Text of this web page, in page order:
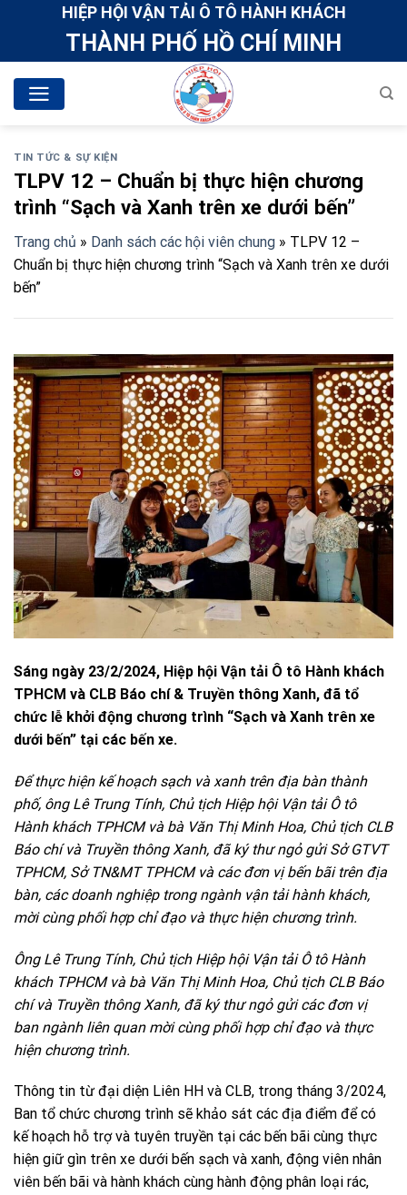
HIỆP HỘI VẬN TẢI Ô TÔ HÀNH KHÁCH
THÀNH PHỐ HỒ CHÍ MINH
TIN TỨC & SỰ KIỆN
TLPV 12 – Chuẩn bị thực hiện chương
trình “Sạch và Xanh trên xe dưới bến”
Trang chủ » Danh sách các hội viên chung » TLPV 12 –
Chuẩn bị thực hiện chương trình “Sạch và Xanh trên xe dưới
bến”
Sáng ngày 23/2/2024, Hiệp hội Vận tải Ô tô Hành khách
TPHCM và CLB Báo chí & Truyền thông Xanh, đã tổ
chức lễ khởi động chương trình “Sạch và Xanh trên xe
dưới bến” tại các bến xe.
Để thực hiện kế hoạch sạch và xanh trên địa bàn thành
phố, ông Lê Trung Tính, Chủ tịch Hiệp hội Vận tải Ô tô
Hành khách TPHCM và bà Văn Thị Minh Hoa, Chủ tịch CLB
Báo chí và Truyền thông Xanh, đã ký thư ngỏ gửi Sở GTVT
TPHCM, Sở TN&MT TPHCM và các đơn vị bến bãi trên địa
bàn, các doanh nghiệp trong ngành vận tải hành khách,
mời cùng phối hợp chỉ đạo và thực hiện chương trình.
Ông Lê Trung Tính, Chủ tịch Hiệp hội Vận tải Ô tô Hành
khách TPHCM và bà Văn Thị Minh Hoa, Chủ tịch CLB Báo
chí và Truyền thông Xanh, đã ký thư ngỏ gửi các đơn vị
ban ngành liên quan mời cùng phối hợp chỉ đạo và thực
hiện chương trình.
Thông tin từ đại diện Liên HH và CLB, trong tháng 3/2024,
Ban tổ chức chương trình sẽ khảo sát các địa điểm để có
kế hoạch hỗ trợ và tuyên truyền tại các bến bãi cùng thực
hiện giữ gìn trên xe dưới bến sạch và xanh, động viên nhân
viên bến bãi và hành khách cùng hành động phân loại rác,